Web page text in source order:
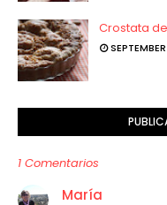
Crostata
1 Comentarios
María